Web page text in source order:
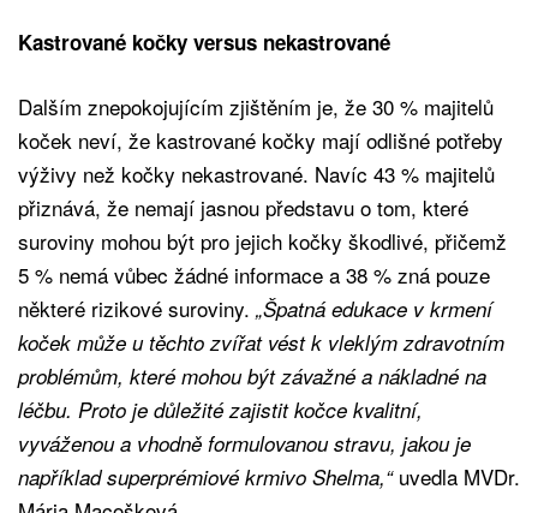
Kastrované kočky versus nekastrované
Dalším znepokojujícím zjištěním je, že 30 % majitelů
koček neví, že kastrované kočky mají odlišné potřeby
výživy než kočky nekastrované. Navíc 43 % majitelů
přiznává, že nemají jasnou představu o tom, které
suroviny mohou být pro jejich kočky škodlivé, přičemž
5 % nemá vůbec žádné informace a 38 % zná pouze
některé rizikové suroviny. „Špatná edukace v krmení
koček může u těchto zvířat vést k vleklým zdravotním
problémům, které mohou být závažné a nákladné na
léčbu. Proto je důležité zajistit kočce kvalitní,
vyváženou a vhodně formulovanou stravu, jakou je
například superprémiové krmivo Shelma,“uvedla MVDr.